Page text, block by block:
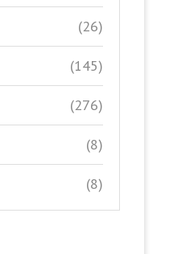
(26)
(145)
(276)
(8)
(8)